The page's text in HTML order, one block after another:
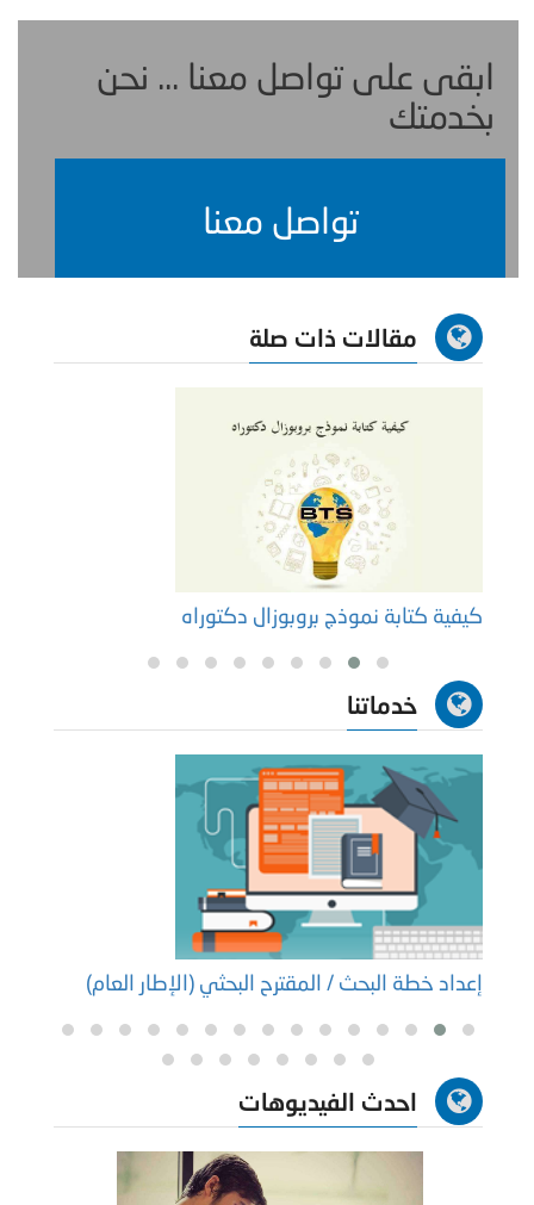
ابقى على تواصل معنا ... نحن
بخدمتك
تواصل معنا
مقالات ذات صلة
كيفية كتابة نموذج بروبوزال دكتوراه
خدماتنا
إعداد خطة البحث / المقترح البحثي (الإطار العام)
احدث الفيديوهات